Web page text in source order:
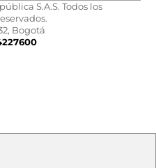
S.A.S. Todos los
Bogotá